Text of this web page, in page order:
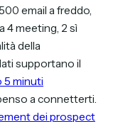
email a freddo,
4 meeting, 2 sì
della
supportano il
5 minuti
a connetterti.
dei prospect